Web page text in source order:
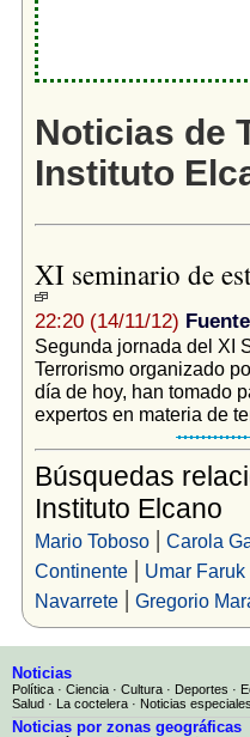
Noticias de
Instituto
XI seminario de
22:20 (14/11/12)
Segunda jornada del XI
Terrorismo organizado
día de hoy, han tomado
expertos en materia de
Búsquedas
Instituto Elcano
Mario Toboso| Carola
Continente| Umar Faruk
Navarrete| Gregorio
Noticias
Política · Ciencia · Cultura · Deportes ·
Salud · La coctelera · Noticias especiales
Noticias por zonas geográficas